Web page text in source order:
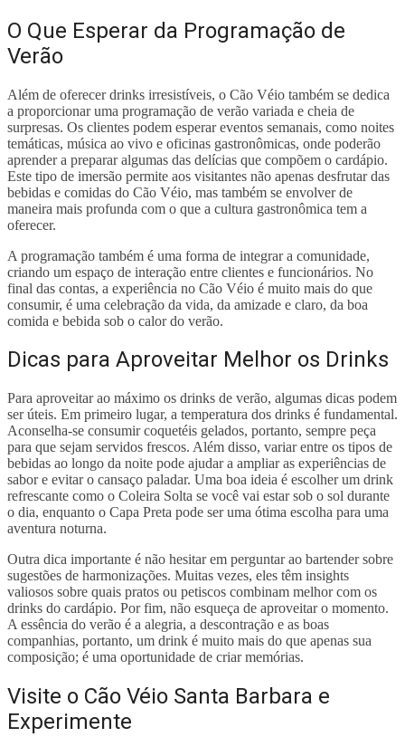
O Que Esperar da Programação de
Verão
Além de oferecer drinks irresistíveis, o Cão Véio também se dedica
a proporcionar uma programação de verão variada e cheia de
surpresas. Os clientes podem esperar eventos semanais, como noites
temáticas, música ao vivo e oficinas gastronômicas, onde poderão
aprender a preparar algumas das delícias que compõem o cardápio.
Este tipo de imersão permite aos visitantes não apenas desfrutar das
bebidas e comidas do Cão Véio, mas também se envolver de
maneira mais profunda com o que a cultura gastronômica tem a
oferecer.
A programação também é uma forma de integrar a comunidade,
criando um espaço de interação entre clientes e funcionários. No
final das contas, a experiência no Cão Véio é muito mais do que
consumir, é uma celebração da vida, da amizade e claro, da boa
comida e bebida sob o calor do verão.
Dicas para Aproveitar Melhor os Drinks
Para aproveitar ao máximo os drinks de verão, algumas dicas podem
ser úteis. Em primeiro lugar, a temperatura dos drinks é fundamental.
Aconselha-se consumir coquetéis gelados, portanto, sempre peça
para que sejam servidos frescos. Além disso, variar entre os tipos de
bebidas ao longo da noite pode ajudar a ampliar as experiências de
sabor e evitar o cansaço paladar. Uma boa ideia é escolher um drink
refrescante como o Coleira Solta se você vai estar sob o sol durante
o dia, enquanto o Capa Preta pode ser uma ótima escolha para uma
aventura noturna.
Outra dica importante é não hesitar em perguntar ao bartender sobre
sugestões de harmonizações. Muitas vezes, eles têm insights
valiosos sobre quais pratos ou petiscos combinam melhor com os
drinks do cardápio. Por fim, não esqueça de aproveitar o momento.
A essência do verão é a alegria, a descontração e as boas
companhias, portanto, um drink é muito mais do que apenas sua
composição; é uma oportunidade de criar memórias.
Visite o Cão Véio Santa Barbara e
Experimente